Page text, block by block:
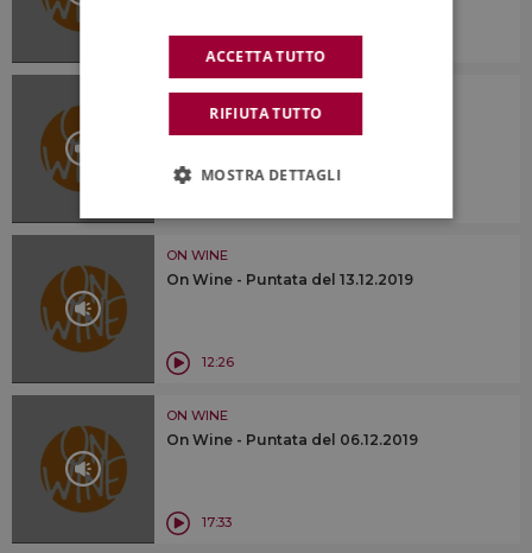
13:10
ON WINE
On Wine - Puntata del 20.12.2019
ON WINE
On Wine - Puntata del 13.12.2019
12:26
ON WINE
On Wine - Puntata del 06.12.2019
17:33
ACCETTA TUTTO
RIFIUTA TUTTO
MOSTRA DETTAGLI